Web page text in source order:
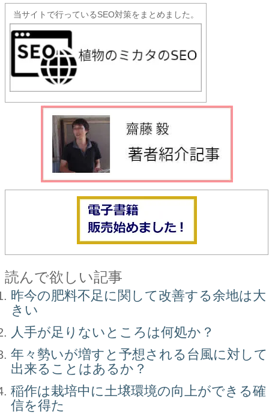
当サイトで行っているSEO対策をまとめました。
読んで欲しい記事
昨今の肥料不足に関して改善する余地は大
きい
人手が足りないところは何処か？
年々勢いが増すと予想される台風に対して
出来ることはあるか？
稲作は栽培中に土壌環境の向上ができる確
信を得た